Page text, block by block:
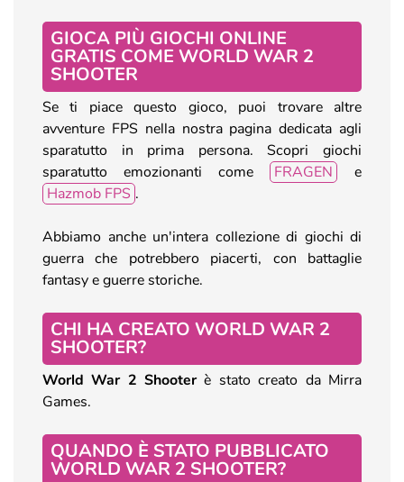
GIOCA PIÙ GIOCHI ONLINE
GRATIS COME WORLD WAR 2
SHOOTER
Se ti piace questo gioco, puoi trovare altre
avventure FPS nella nostra pagina dedicata agli
sparatutto in prima persona. Scopri giochi
sparatutto emozionanti come
FRAGEN
e
Hazmob FPS .
Abbiamo anche un'intera collezione di giochi di
guerra che potrebbero piacerti, con battaglie
fantasy e guerre storiche.
CHI HA CREATO WORLD WAR 2
SHOOTER?
World War 2 Shooterè stato creato da Mirra
Games.
QUANDO È STATO PUBBLICATO
WORLD WAR 2 SHOOTER?